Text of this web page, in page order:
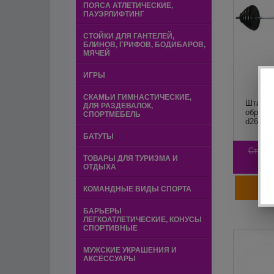
ПОЯСА АТЛЕТИЧЕСКИЕ,
ПАУЭРЛИФТИНГ
СТОЙКИ ДЛЯ ГАНТЕЛЕЙ,
БЛИНОВ, ГРИФОВ, БОДИБАРОВ,
МЯЧЕЙ
ИГРЫ
СКАМЬИ ГИМНАСТИЧЕСКИЕ,
ДЛЯ РАЗДЕВАЛОК,
СПОРТМЕБЕЛЬ
БАТУТЫ
ТОВАРЫ ДЛЯ ТУРИЗМА И
ОТДЫХА
КОМАНДНЫЕ ВИДЫ СПОРТА
БАРЬЕРЫ
ЛЕГКОАТЛЕТИЧЕСКИЕ, КОНУСЫ
СПОРТИВНЫЕ
МУЖСКИЕ УКРАШЕНИЯ И
АКСЕССУАРЫ
Штанга
d26
Старая